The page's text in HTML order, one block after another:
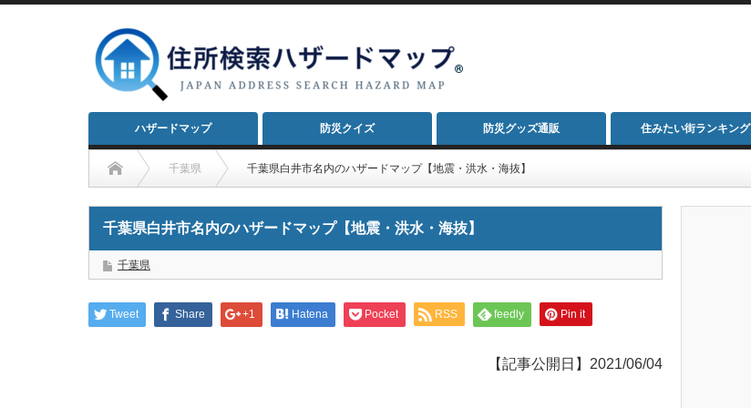
ハザードマップ 防災クイズ 防災グッズ通販 住みたい街ランキング
千葉県 千葉県白井市名内のハザードマップ【地震・洪水・海抜】
千葉県白井市名内のハザードマップ【地震・洪水・海抜】
千葉県
Tweet Share +1 Hatena Pocket RSS feedly Pin it
【記事公開日】2021/06/04